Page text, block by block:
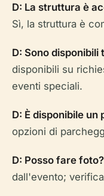
D: La struttura è
Sì, la struttura è
D: Sono disponibili
disponibili su
eventi speciali.
D: È disponibile un
opzioni di
D: Posso fare foto?
dall'evento;